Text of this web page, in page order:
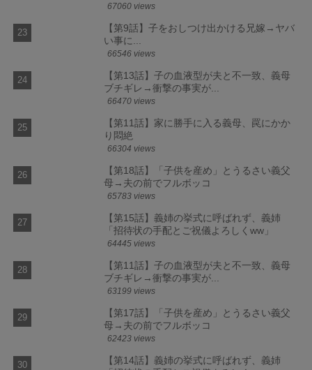
67060 views
【第9話】子をおしつけ出かける兄嫁→ヤバ
い事に...
66546 views
【第13話】子の血液型が夫と不一致、義母
ブチギレ→衝撃の事実が...
66470 views
【第11話】家に勝手に入る義母、罠にかか
り悶絶
66304 views
【第18話】「子供を産め」とうるさい義父
母→夫の前でフルボッコ
65783 views
【第15話】義姉の挙式に呼ばれず、義姉
「招待状の手配とご祝儀よろしくww」
64445 views
【第11話】子の血液型が夫と不一致、義母
ブチギレ→衝撃の事実が...
63199 views
【第17話】「子供を産め」とうるさい義父
母→夫の前でフルボッコ
62423 views
【第14話】義姉の挙式に呼ばれず、義姉